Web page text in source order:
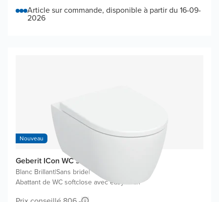
Article sur commande, disponible à partir du 16-09-
2026
Nouveau
Geberit ICon WC suspendu
Blanc Brillant|Sans bride|
Abattant de WC softclose avec easyclean